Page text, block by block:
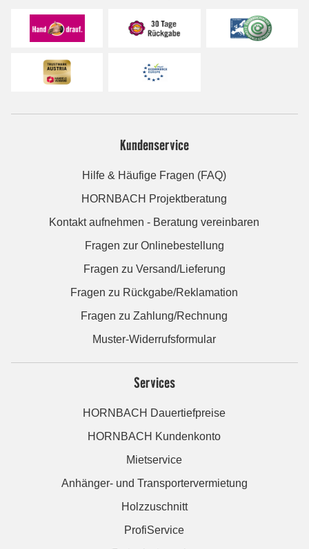
Kundenservice
Hilfe & Häufige Fragen (FAQ)
HORNBACH Projektberatung
Kontakt aufnehmen - Beratung vereinbaren
Fragen zur Onlinebestellung
Fragen zu Versand/Lieferung
Fragen zu Rückgabe/Reklamation
Fragen zu Zahlung/Rechnung
Muster-Widerrufsformular
Services
HORNBACH Dauertiefpreise
HORNBACH Kundenkonto
Mietservice
Anhänger- und Transportervermietung
Holzzuschnitt
ProfiService